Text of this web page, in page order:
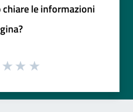
chiare le informazioni